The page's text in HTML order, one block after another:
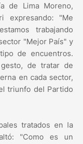
de Lima Moreno,
expresando: "Me
trabajando
"Mejor País" y
de encuentros.
de tratar de
en cada sector,
triunfo del Partido
tratados en la
"Como es un